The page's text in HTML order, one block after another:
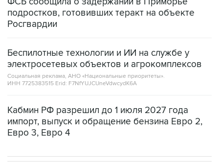
подростков, готовивших теракт на объекте
Росгвардии
Беспилотные технологии и ИИ на службе у
электросетевых объектов и агрокомплексов
Социальная реклама, АНО «Национальные приоритеты».
ИНН 7725383515 Erid: F7NfYUJCUneVdwcydK6A
Кабмин РФ разрешил до 1 июля 2027 года
импорт, выпуск и обращение бензина Евро 2,
Евро 3, Евро 4